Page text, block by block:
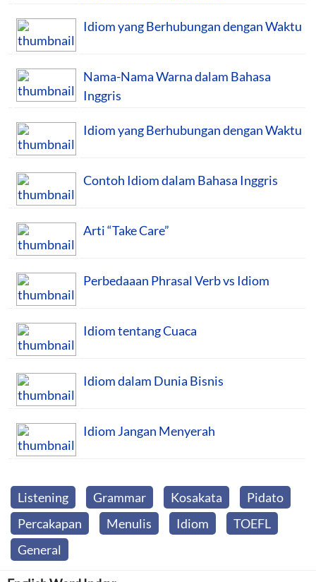
Idiom yang Berhubungan dengan Waktu
Nama-Nama Warna dalam Bahasa
Inggris
Idiom yang Berhubungan dengan Waktu
Contoh Idiom dalam Bahasa Inggris
Arti “Take Care”
Perbedaaan Phrasal Verb vs Idiom
Idiom tentang Cuaca
Idiom dalam Dunia Bisnis
Idiom Jangan Menyerah
Listening Grammar Kosakata
Pidato
Percakapan
Menulis Idiom
TOEFL
General